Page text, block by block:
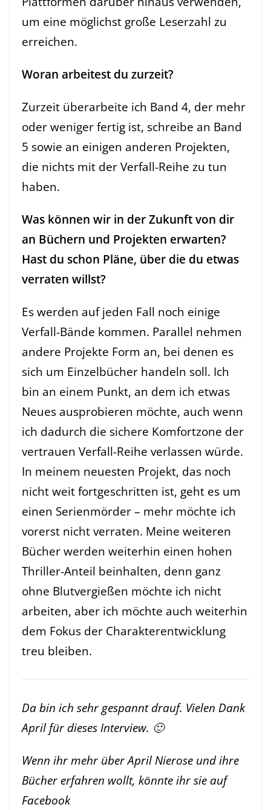
um eine möglichst große Leserzahl zu
erreichen.
Woran arbeitest du zurzeit?
Zurzeit überarbeite ich Band 4, der mehr
oder weniger fertig ist, schreibe an Band
5 sowie an einigen anderen Projekten,
die nichts mit der Verfall-Reihe zu tun
haben.
Was können wir in der Zukunft von dir
an Büchern und Projekten erwarten?
Hast du schon Pläne, über die du etwas
verraten willst?
Es werden auf jeden Fall noch einige
Verfall-Bände kommen. Parallel nehmen
andere Projekte Form an, bei denen es
sich um Einzelbücher handeln soll. Ich
bin an einem Punkt, an dem ich etwas
Neues ausprobieren möchte, auch wenn
ich dadurch die sichere Komfortzone der
vertrauen Verfall-Reihe verlassen würde.
In meinem neuesten Projekt, das noch
nicht weit fortgeschritten ist, geht es um
einen Serienmörder – mehr möchte ich
vorerst nicht verraten. Meine weiteren
Bücher werden weiterhin einen hohen
Thriller-Anteil beinhalten, denn ganz
ohne Blutvergießen möchte ich nicht
arbeiten, aber ich möchte auch weiterhin
dem Fokus der Charakterentwicklung
treu bleiben.
Da bin ich sehr gespannt drauf. Vielen Dank
April für dieses Interview. 🙂
Wenn ihr mehr über April Nierose und ihre
Bücher erfahren wollt, könnte ihr sie auf
Facebook